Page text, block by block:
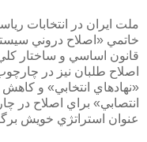
خاتمي «اصلاح دروني
قانون اساسي و ساختار
اصلاح طلبان نيز در
«نهادهاي انتخابي» و
انتصابي» براي اصلاح در
عنوان استراتژي خويش